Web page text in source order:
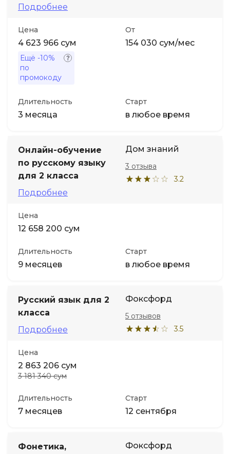
Подробнее
Цена
4 623 966 сум
Ещё -10%
по
промокоду
От
154 030 сум/мес
Длительность
3 месяца
Старт
в любое время
Онлайн-обучение
по русскому языку
для 2 класса
Подробнее
Дом знаний
3.2
3 отзыва
Цена
12 658 200 сум
Длительность
9 месяцев
Старт
в любое время
Русский язык для 2
класса
Подробнее
Фоксфорд
3.5
5 отзывов
Цена
2 863 206 сум
3 181 340 сум
Длительность
7 месяцев
Старт
12 сентября
Фонетика,
Фоксфорд